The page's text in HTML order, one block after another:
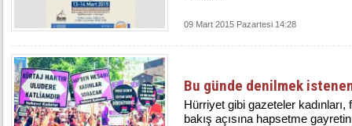
09 Mart 2015 Pazartesi 14:28
Bu günde denilmek
Hürriyet gibi gazeteler kadınları,
bakış açısına hapsetme